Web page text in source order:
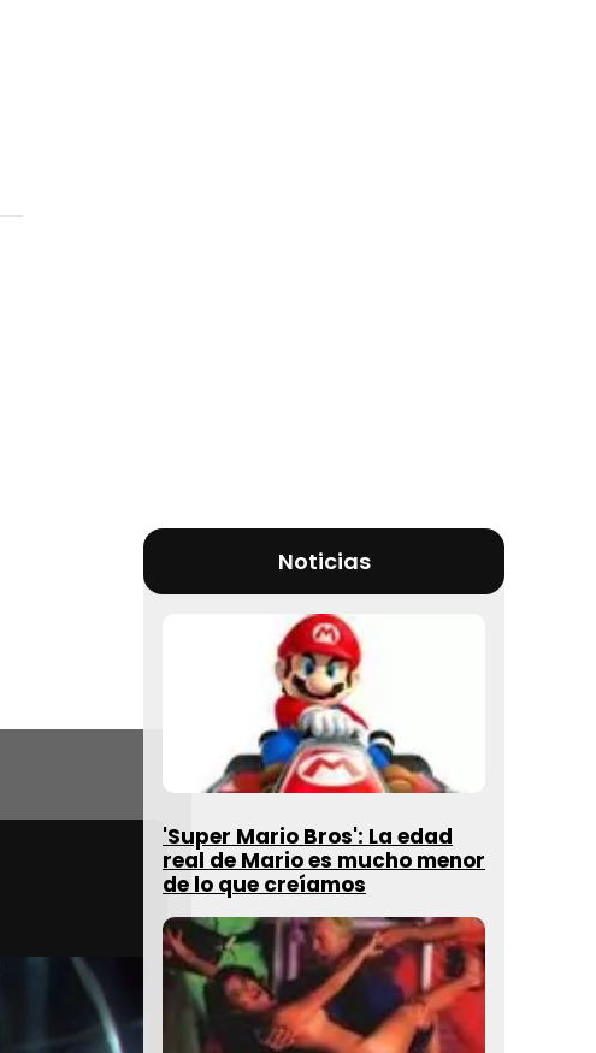
Noticias
'Super Mario Bros': La edad
real de Mario es mucho menor
de lo que creíamos